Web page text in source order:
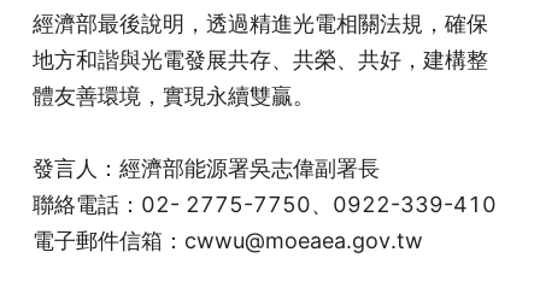
經濟部最後說明，透過精進光電相關法規，確保
地方和諧與光電發展共存、共榮、共好，建構整
體友善環境，實現永續雙贏。
發言人：經濟部能源署吳志偉副署長
聯絡電話：02- 2775-7750、0922-339-410
電子郵件信箱：cwwu@moeaea.gov.tw